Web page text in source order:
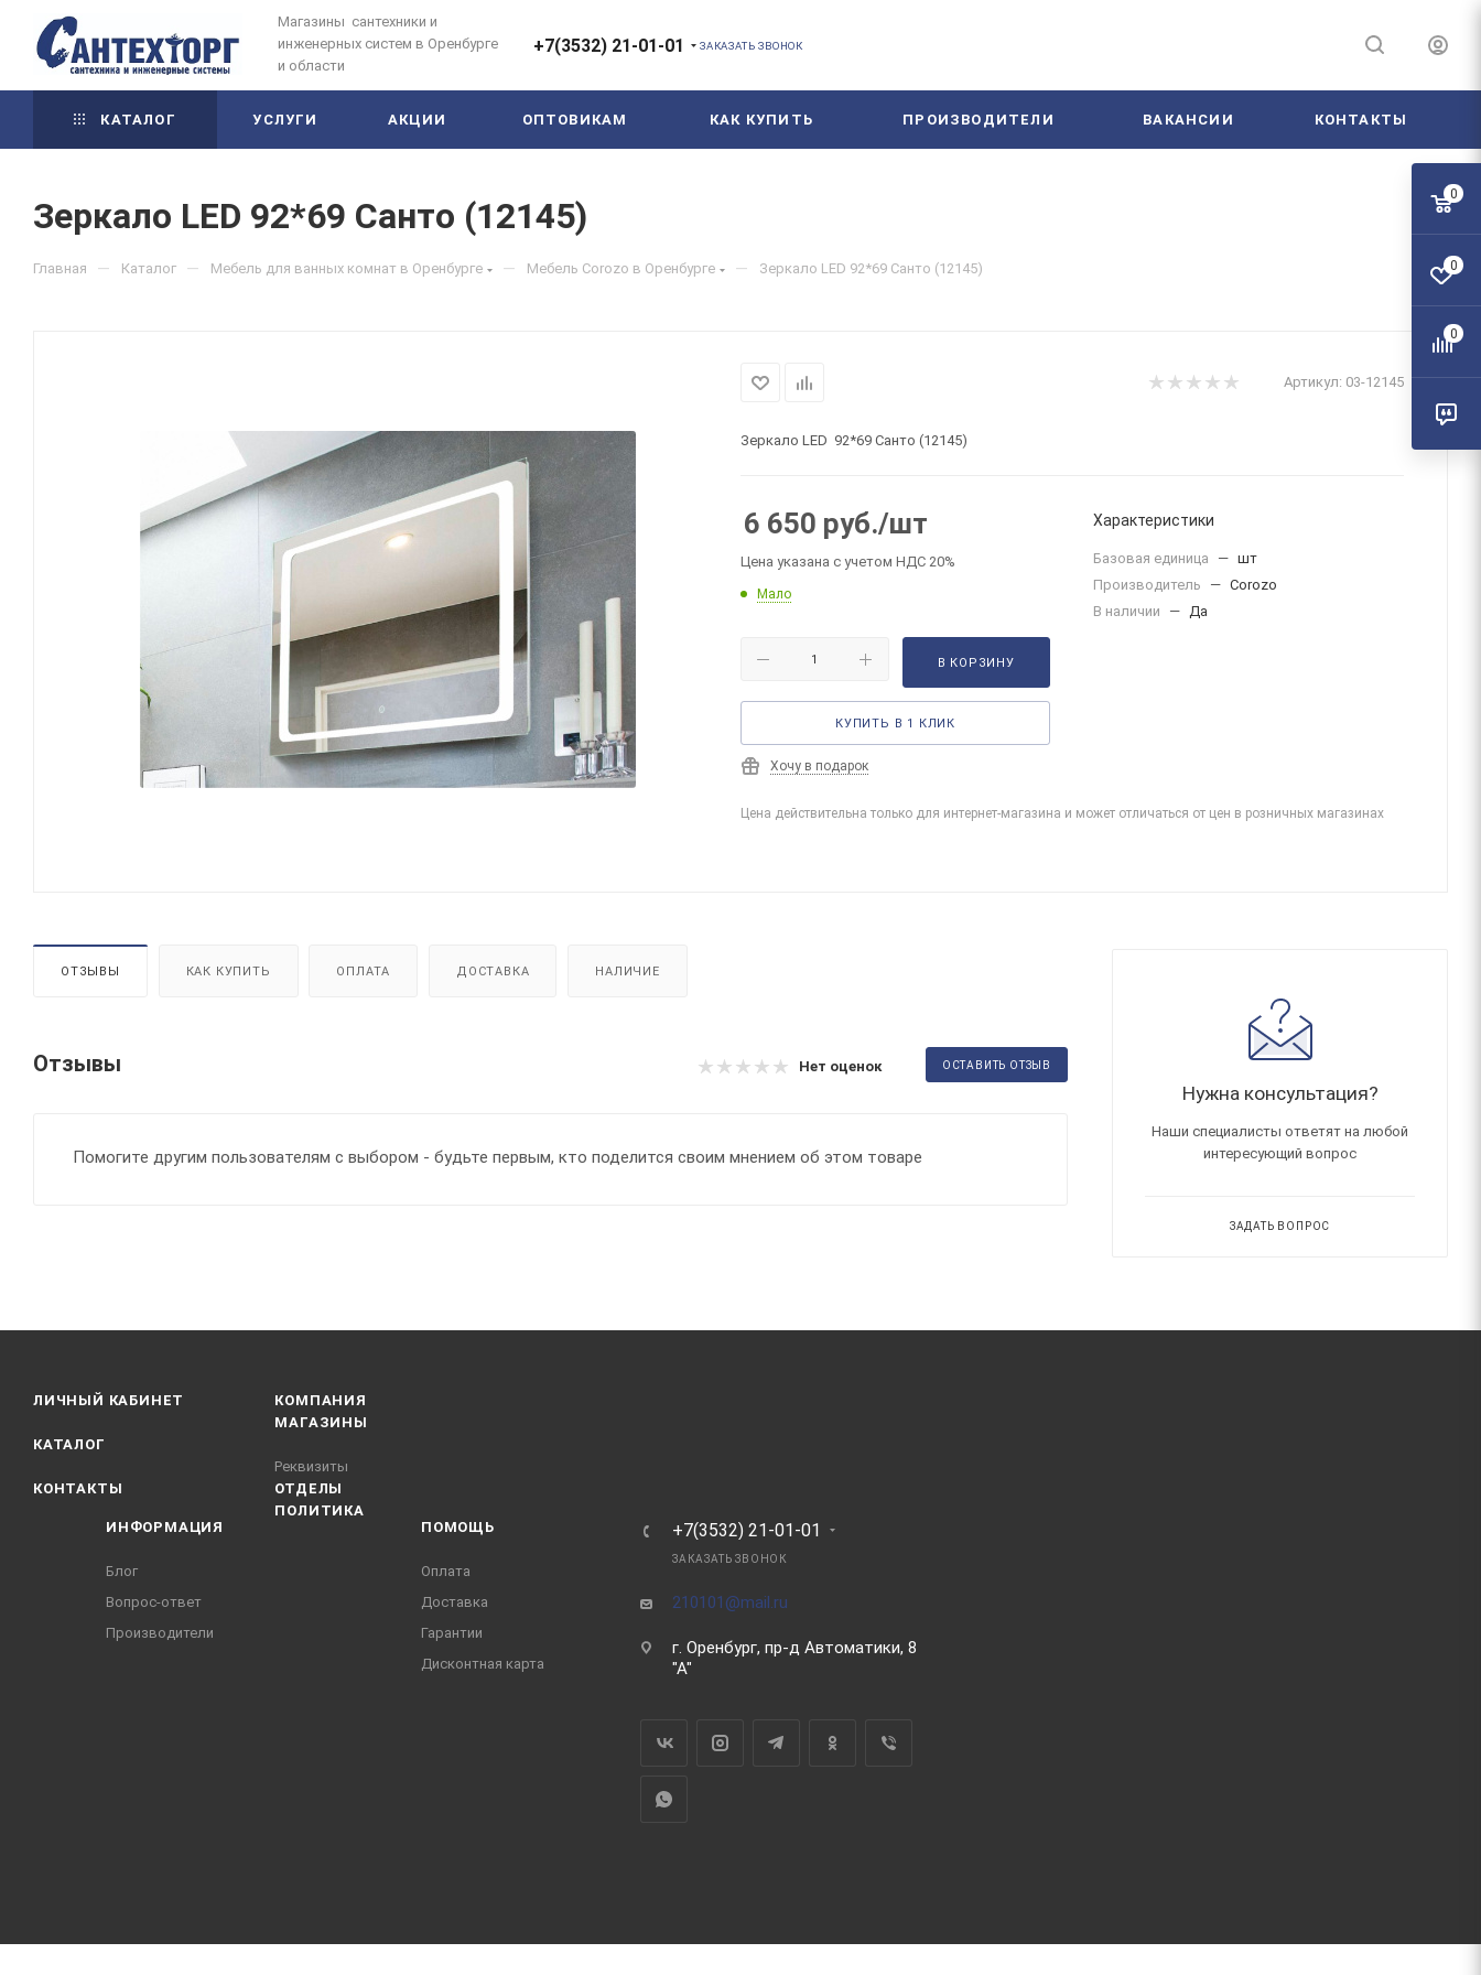
Магазины сантехники и
инженерных систем в Оренбурге
и области
+7(3532) 21-01-01 ЗАКАЗАТЬ ЗВОНОК
КАТАЛОГ УСЛУГИ АКЦИИ ОПТОВИКАМ КАК КУПИТЬ ПРОИЗВОДИТЕЛИ ВАКАНСИИ КОНТАКТЫ
Зеркало LED 92*69 Санто (12145)
Главная — Каталог — Мебель для ванных комнат в Оренбурге — Мебель Corozo в Оренбурге — Зеркало LED 92*69 Санто (12145)
Артикул: 03-12145
Зеркало LED 92*69 Санто (12145)
6 650 руб./шт
Цена указана с учетом НДС 20%
Мало
В КОРЗИНУ
КУПИТЬ В 1 КЛИК
Хочу в подарок
Характеристики
Базовая единица — шт
Производитель
— Corozo
В наличии
— Да
Цена действительна только для интернет-магазина и может отличаться от цен в розничных магазинах
ОТЗЫВЫ КАК КУПИТЬ ОПЛАТА ДОСТАВКА НАЛИЧИЕ
Отзывы Нет оценок ОСТАВИТЬ ОТЗЫВ
Помогите другим пользователям с выбором - будьте первым, кто поделится своим мнением об этом товаре
Нужна консультация?
Наши специалисты ответят на любой
интересующий вопрос
ЗАДАТЬ ВОПРОС
ЛИЧНЫЙ КАБИНЕТ
КАТАЛОГ
КОНТАКТЫ
КОМПАНИЯ
МАГАЗИНЫ
Реквизиты
ОТДЕЛЫ
ПОЛИТИКА
ИНФОРМАЦИЯ
Блог
Вопрос-ответ
Производители
ПОМОЩЬ
Оплата
Доставка
Гарантии
Дисконтная карта
+7(3532) 21-01-01
ЗАКАЗАТЬ ЗВОНОК
210101@mail.ru
г. Оренбург, пр-д Автоматики, 8
"А"
0
0
0